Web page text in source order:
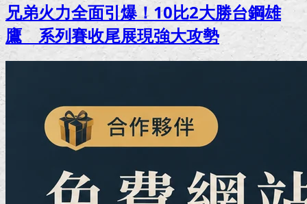
兄弟火力全面引爆！10比2大勝台鋼雄
鷹 系列賽收尾展現強大攻勢